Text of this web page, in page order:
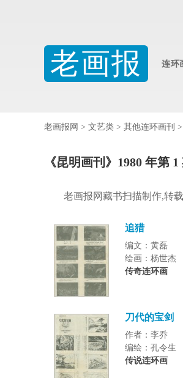
老画报 连环
老画报网 > 文艺类 > 其他连环画刊 >
《昆明画刊》1980 年第
老画报网藏书扫描制作,转
追猎
编文：黄磊
绘画：杨世杰
传奇连环画
刀代的宝剑
作者：李乔
编绘：孔令生
传说连环画